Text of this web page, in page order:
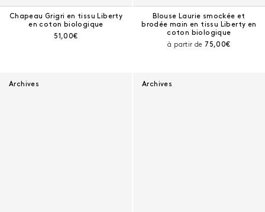
Chapeau Grigri en tissu Liberty
en coton biologique
Prix courant :
51,00€
Blouse Laurie smockée et
brodée main en tissu Liberty en
coton biologique
à partir de Prix courant :
75,00€
Archives Archives